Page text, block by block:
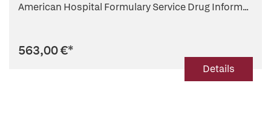
American Hospital Formulary Service Drug Inform...
563,00 €*
Details